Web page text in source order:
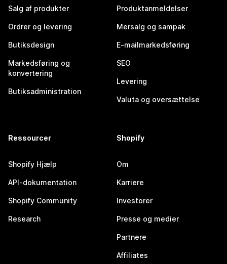
Salg af produkter
Ordrer og levering
Butiksdesign
Markedsføring og
konvertering
Butiksadministration
Produktanmeldelser
Mersalg og sampak
E-mailmarkedsføring
SEO
Levering
Valuta og oversættelse
Ressourcer
Shopify Hjælp
API-dokumentation
Shopify Community
Research
Shopify
Om
Karriere
Investorer
Presse og medier
Partnere
Affiliates